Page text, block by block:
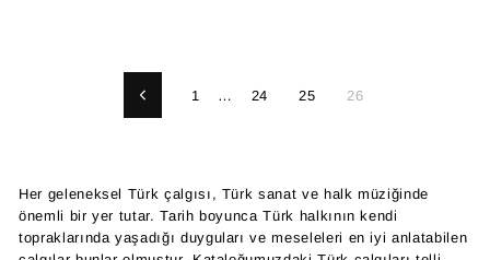
Önceki 1 … 24 25 26
Her geleneksel Türk çalgısı, Türk sanat ve halk müziğinde
önemli bir yer tutar. Tarih boyunca Türk halkının kendi
topraklarında yaşadığı duyguları ve meseleleri en iyi anlatabilen